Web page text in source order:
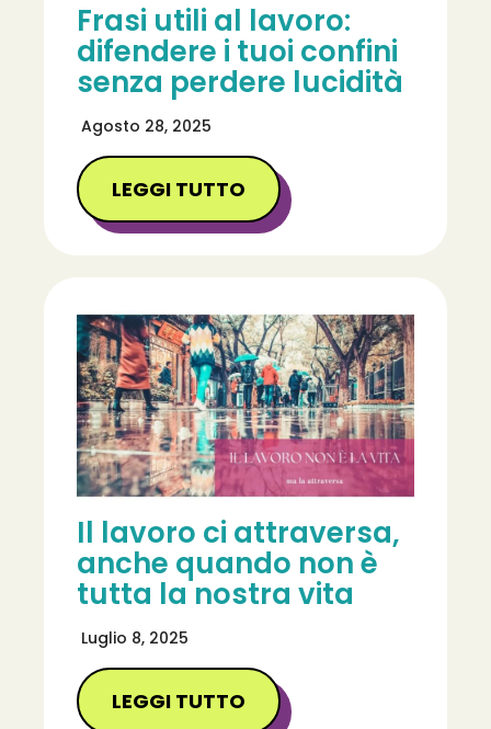
Frasi utili al lavoro:
difendere i tuoi confini
senza perdere lucidità
Agosto 28, 2025
LEGGI TUTTO
Il lavoro ci attraversa,
anche quando non è
tutta la nostra vita
Luglio 8, 2025
LEGGI TUTTO